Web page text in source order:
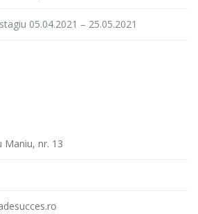
05.04.2021 – 25.05.2021
Maniu, nr. 13